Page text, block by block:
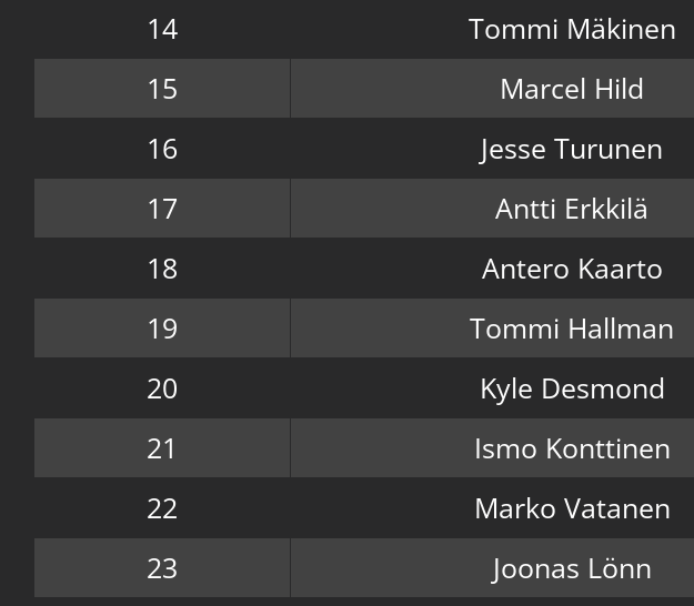
14
Tommi Mäkinen
15
Marcel Hild
16
Jesse Turunen
17
Antti Erkkilä
18
Antero Kaarto
19
Tommi Hallman
20
Kyle Desmond
21
Ismo Konttinen
22
Marko Vatanen
23
Joonas Lönn